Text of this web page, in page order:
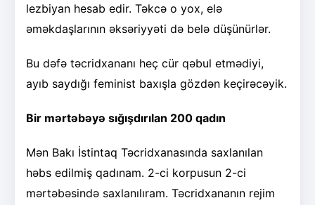
lezbiyan hesab edir. Təkcə o yox, elə
əməkdaşlarının əksəriyyəti də belə düşünürlər.
Bu dəfə təcridxananı heç cür qəbul etmədiyi,
ayıb saydığı feminist baxışla gözdən keçirəcəyik.
Bir mərtəbəyə sığışdırılan 200 qadın
Mən Bakı İstintaq Təcridxanasında saxlanılan
həbs edilmiş qadınam. 2-ci korpusun 2-ci
mərtəbəsində saxlanılıram. Təcridxananın rejim